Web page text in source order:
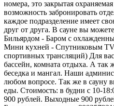
номера, это закрытая
возможность забронировать
каждое подразделение имеет
друг от друга. В сауне вы
Бильярдом - Баром с
Мини кухней - Спутниковым
спортивных трансляций) Для
бассейн, комната отдыха. А так
беседка и мангал. Наши
любом вопросе. Так же в сауну
еды. Стоимость: в будни с 10-
900 рублей. Выходные 900